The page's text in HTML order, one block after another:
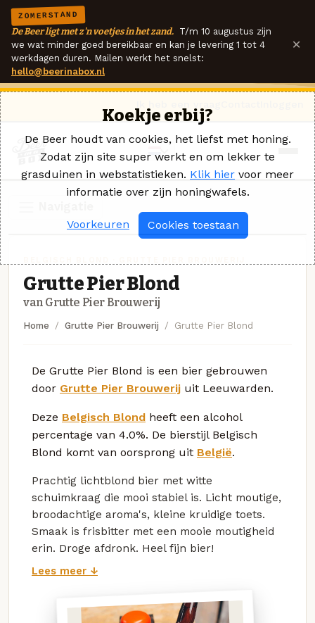
ZOMERSTAND
De Beer ligt met z'n voetjes in het zand. T/m 10 augustus zijn
we wat minder goed bereikbaar en kan je levering 1 tot 4
werkdagen duren. Mailen werkt het snelst:
hello@beerinabox.nl
×
Grutte Pier Blond
van Grutte Pier Brouwerij
Home Grutte Pier Brouwerij Grutte Pier Blond
De Grutte Pier Blond is een bier gebrouwen
door Grutte Pier Brouwerij uit Leeuwarden.
Deze Belgisch Blond heeft een alcohol
percentage van 4.0%. De bierstijl Belgisch
Blond komt van oorsprong uit België.
Prachtig lichtblond bier met witte
schuimkraag die mooi stabiel is. Licht moutige,
broodachtige aroma's, kleine kruidige toets.
Smaak is frisbitter met een mooie moutigheid
erin. Droge afdronk. Heel fijn bier!
Lees meer ↓
Koekje erbij?
De Beer houdt van cookies, het liefst met honing.
Zodat zijn site super werkt en om lekker te
grasduinen in webstatistieken. Klik hier voor meer
informatie over zijn honingwafels.
Voorkeuren Cookies toestaan